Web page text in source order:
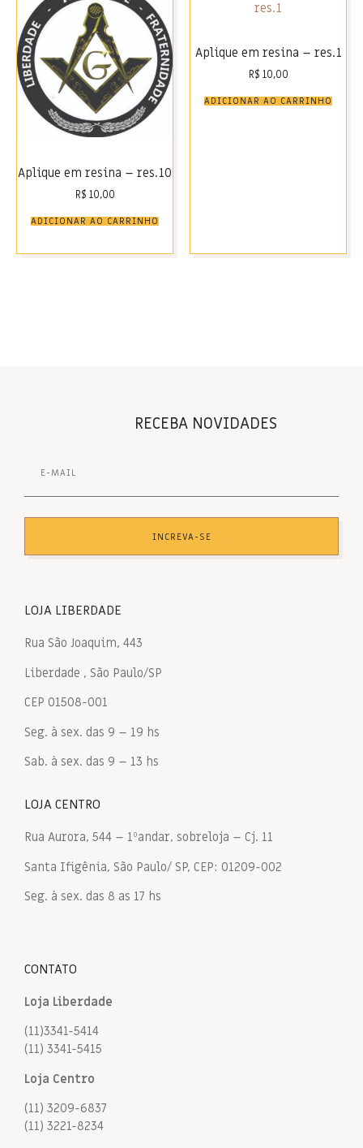
Aplique em resina – res.10
R$ 10,00
ADICIONAR AO CARRINHO
Aplique em resina – res.1
R$ 10,00
ADICIONAR AO CARRINHO
RECEBA NOVIDADES
INCREVA-SE
LOJA LIBERDADE
Rua São Joaquim, 443
Liberdade , São Paulo/SP
CEP 01508-001
Seg. à sex. das 9 – 19 hs
Sab. à sex. das 9 – 13 hs
LOJA CENTRO
Rua Aurora, 544 – 1ºandar, sobreloja – Cj. 11
Santa Ifigênia, São Paulo/ SP, CEP: 01209-002
Seg. à sex. das 8 as 17 hs
CONTATO
Loja Liberdade
(11)3341-5414
(11) 3341-5415
Loja Centro
(11) 3209-6837
(11) 3221-8234